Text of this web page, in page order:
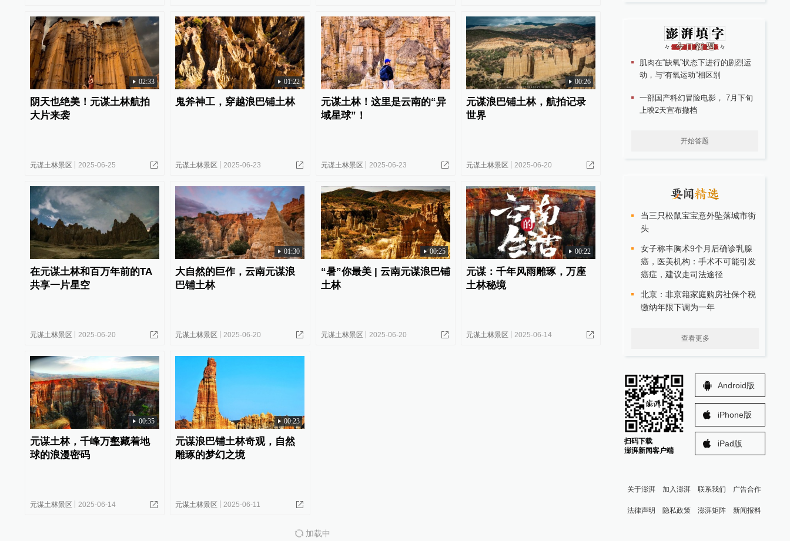
02:33
阴天也绝美！元谋土林航拍
大片来袭
元谋土林景区 2025-06-25
01:22
鬼斧神工，穿越浪巴铺土林
元谋土林景区 2025-06-23
元谋土林！这里是云南的“异
域星球”！
元谋土林景区 2025-06-23
00:26
元谋浪巴铺土林，航拍记录
世界
元谋土林景区 2025-06-20
在元谋土林和百万年前的TA
共享一片星空
元谋土林景区 2025-06-20
01:30
大自然的巨作，云南元谋浪
巴铺土林
元谋土林景区 2025-06-20
00:25
“暑”你最美 | 云南元谋浪巴铺
土林
元谋土林景区 2025-06-20
00:22
元谋：千年风雨雕琢，万座
土林秘境
元谋土林景区 2025-06-14
00:35
元谋土林，千峰万壑藏着地
球的浪漫密码
元谋土林景区 2025-06-14
00:23
元谋浪巴铺土林奇观，自然
雕琢的梦幻之境
元谋土林景区 2025-06-11
加载中
肌肉在“缺氧”状态下进行的剧烈运
动，与“有氧运动”相区别
一部国产科幻冒险电影， 7月下旬
上映2天宣布撤档
开始答题
当三只松鼠宝宝意外坠落城市街
头
女子称丰胸术9个月后确诊乳腺
癌，医美机构：手术不可能引发
癌症，建议走司法途径
北京：非京籍家庭购房社保个税
缴纳年限下调为一年
查看更多
扫码下载
澎湃新闻客户端
Android版
iPhone版
iPad版
关于澎湃 加入澎湃 联系我们 广告合作
法律声明 隐私政策 澎湃矩阵 新闻报料